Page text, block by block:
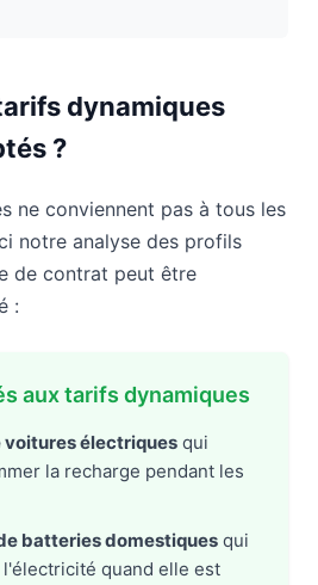
dynamiques
?
ne conviennent pas à tous les
notre analyse des profils
de contrat peut être
:
aux tarifs dynamiques
voitures électriques qui
la recharge pendant les
batteries domestiques qui
quand elle est